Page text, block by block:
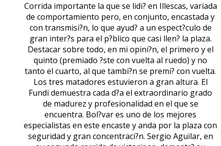
Corrida importante la que se lidi? en Illescas, variada
de comportamiento pero, en conjunto, encastada y
con transmisi?n, lo que ayud? a un espect?culo de
gran inter?s para el p?blico que casi llen? la plaza.
Destacar sobre todo, en mi opini?n, el primero y el
quinto (premiado ?ste con vuelta al ruedo) y no
tanto el cuarto, al que tambi?n se premi? con vuelta.
Los tres matadores estuvieron a gran altura. El
Fundi demuestra cada d?a el extraordinario grado
de madurez y profesionalidad en el que se
encuentra. Bol?var es uno de los mejores
especialistas en este encaste y anda por la plaza con
seguridad y gran concentraci?n. Sergio Aguilar, en